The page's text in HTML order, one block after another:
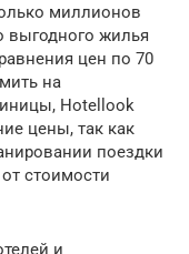
миллионов
выгодного жилья
цен по 70
на
Hotellook
цены, так как
поездки
стоимости
и